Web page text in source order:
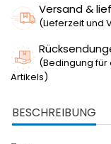
Versand &
(Lieferzeit und
(Bedingung für
Artikels)
BESCHREIBUNG